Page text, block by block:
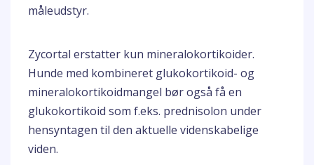
måleudstyr.
Zycortal erstatter kun mineralokortikoider.
Hunde med kombineret glukokortikoid- og
mineralokortikoidmangel bør også få en
glukokortikoid som f.eks. prednisolon under
hensyntagen til den aktuelle videnskabelige
viden.